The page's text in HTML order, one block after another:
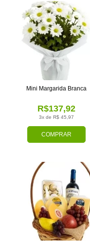
COMPRAR
3x de R$ 45,97
R$137,92
Mini Margarida Branca